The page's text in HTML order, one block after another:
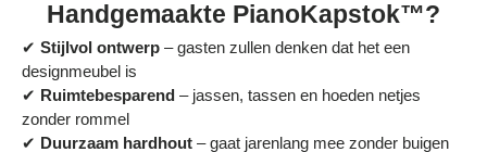
Handgemaakte PianoKapstok™?
✔ Stijlvol ontwerp – gasten zullen denken dat het een
designmeubel is
✔ Ruimtebesparend – jassen, tassen en hoeden netjes
zonder rommel
✔ Duurzaam hardhout – gaat jarenlang mee zonder buigen